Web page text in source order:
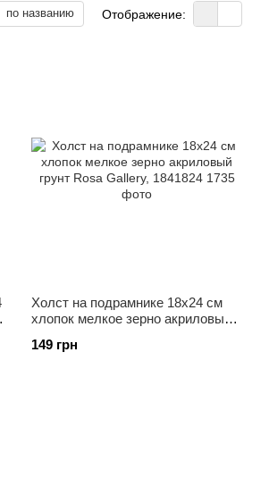
по названию Отображение:
Холст на подрамнике 18x24 см
хлопок мелкое зерно акриловый
149 грн